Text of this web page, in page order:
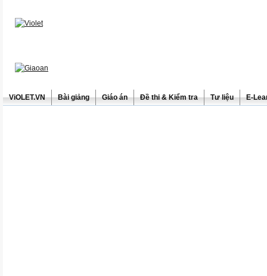
ViOLET.VN Bài giảng Giáo án Đề thi & Kiểm tra Tư liệu E-